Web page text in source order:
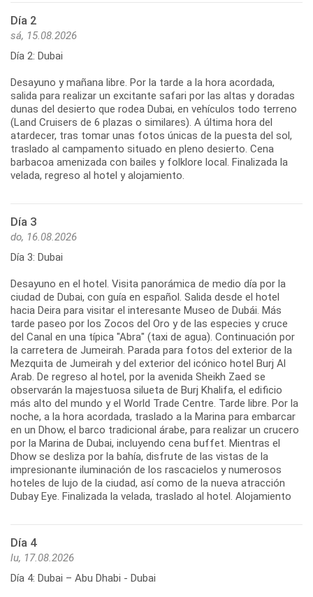
Día 2
sá, 15.08.2026
Día 2: Dubai
Desayuno y mañana libre. Por la tarde a la hora acordada,
salida para realizar un excitante safari por las altas y doradas
dunas del desierto que rodea Dubai, en vehículos todo terreno
(Land Cruisers de 6 plazas o similares). A última hora del
atardecer, tras tomar unas fotos únicas de la puesta del sol,
traslado al campamento situado en pleno desierto. Cena
barbacoa amenizada con bailes y folklore local. Finalizada la
velada, regreso al hotel y alojamiento.
Día 3
do, 16.08.2026
Día 3: Dubai
Desayuno en el hotel. Visita panorámica de medio día por la
ciudad de Dubai, con guía en español. Salida desde el hotel
hacia Deira para visitar el interesante Museo de Dubái. Más
tarde paseo por los Zocos del Oro y de las especies y cruce
del Canal en una típica "Abra" (taxi de agua). Continuación por
la carretera de Jumeirah. Parada para fotos del exterior de la
Mezquita de Jumeirah y del exterior del icónico hotel Burj Al
Arab. De regreso al hotel, por la avenida Sheikh Zaed se
observarán la majestuosa silueta de Burj Khalifa, el edificio
más alto del mundo y el World Trade Centre. Tarde libre. Por la
noche, a la hora acordada, traslado a la Marina para embarcar
en un Dhow, el barco tradicional árabe, para realizar un crucero
por la Marina de Dubai, incluyendo cena buffet. Mientras el
Dhow se desliza por la bahía, disfrute de las vistas de la
impresionante iluminación de los rascacielos y numerosos
hoteles de lujo de la ciudad, así como de la nueva atracción
Dubay Eye. Finalizada la velada, traslado al hotel. Alojamiento
Día 4
lu, 17.08.2026
Día 4: Dubai – Abu Dhabi - Dubai